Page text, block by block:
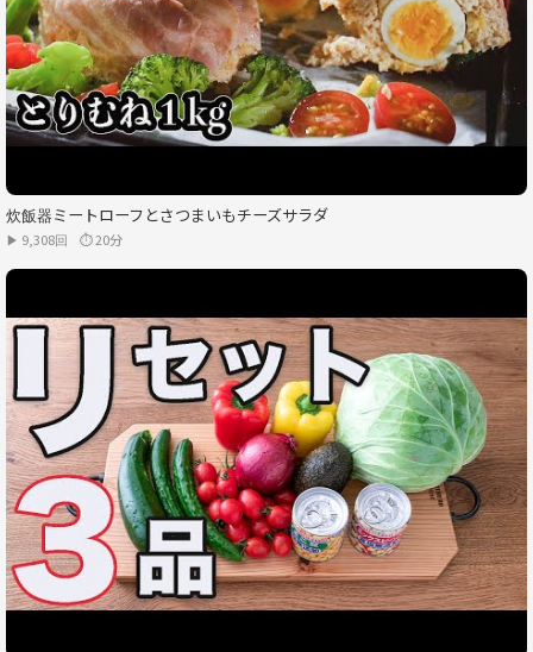
炊飯器ミートローフとさつまいもチーズサラダ
▶ 9,308回 ⏱ 20分